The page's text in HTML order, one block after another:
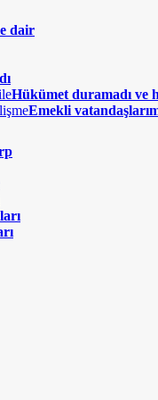
dair
Hükümet duramadı ve
Emekli